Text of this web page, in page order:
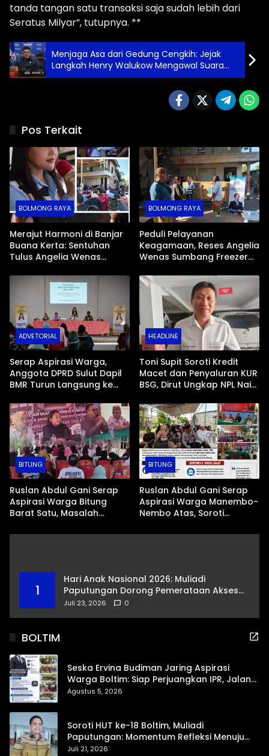
tanda tangan satu transaksi saja sudah lebih dari
Seratus Milyar”, tutupnya. **
Menjaga Asa dari Gedung Cengkih: Jejak
Langkah Henry Walukow Mengawal Suara
Rakyat
Pos Terkait
BOLMONG RAYA
Merajut Harmoni di Banjar
Buana Kerta: Sentuhan
Tulus Angelia Wenas
Mopugad
BOLMONG RAYA
Peduli Pelayanan
Keagamaan, Reses Angelia
Wenas Sumbang Freezer
di Mopugad Bolmong
ADVETORIAL
Serap Aspirasi Warga,
Anggota DPRD Sulut Dapil
BMR Turun Langsung ke
HEADLINE
Toni Supit Soroti Kredit
Macet dan Penyaluran KUR
BSG, Dirut Ungkap NPL Naik
BITUNG
Ruslan Abdul Gani Serap
Aspirasi Warga Bitung
Barat Satu, Masalah
Jadi Prioritas
BITUNG
Ruslan Abdul Gani Serap
Aspirasi Warga Manembo-
Nembo Atas, Soroti
Usulan Pemekaran
1
Hari Anak Nasional 2026: Muliadi
Paputungan Dorong Pemerataan Akses
Pendidikan dan Proteksi Digital Anak Sulut
Juli 23, 2026 0
BOLTIM
Seska Ervina Budiman Jaring Aspirasi
Warga Boltim: Siap Perjuangkan IPR, Jalan
Trans, hingga Pemasaran UMKM
Agustus 5, 2026
Soroti HUT ke-18 Boltim, Muliadi
Paputungan: Momentum Refleksi Menuju
Daerah Mandiri dan Berdaya Saing
Juli 21, 2026